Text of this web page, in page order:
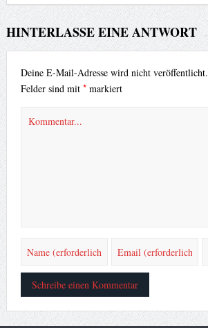
HINTERLASSE EINE ANTWORT
Deine E-Mail-Adresse wird nicht veröffentlicht.
Felder sind mit *markiert